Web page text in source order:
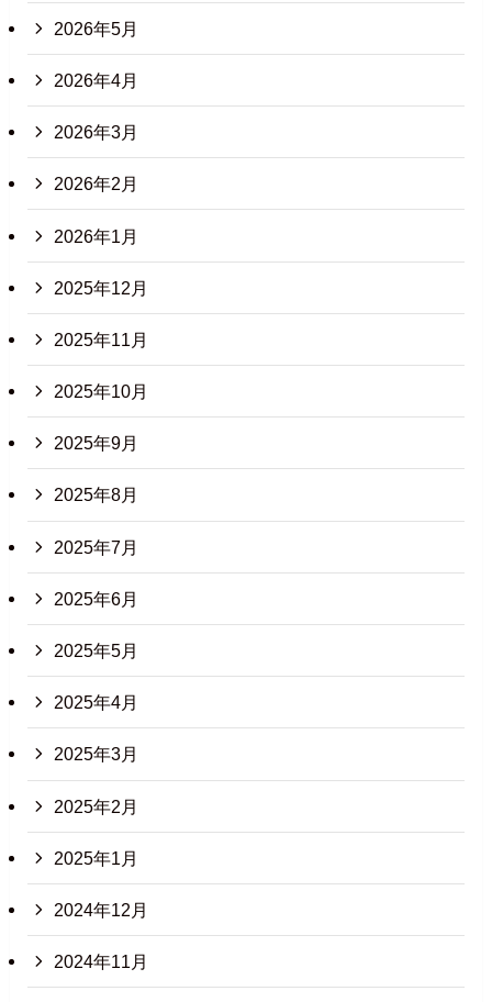
2026年5月
2026年4月
2026年3月
2026年2月
2026年1月
2025年12月
2025年11月
2025年10月
2025年9月
2025年8月
2025年7月
2025年6月
2025年5月
2025年4月
2025年3月
2025年2月
2025年1月
2024年12月
2024年11月